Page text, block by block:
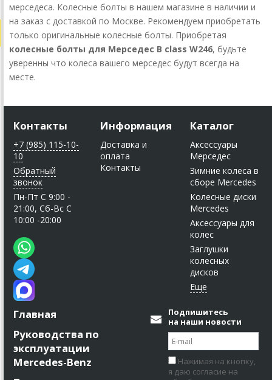
мерседеса. Колесные болты в нашем магазине в наличии и
на заказ с доставкой по Москве. Рекомендуем приобретать
только оригинальные колесные болты. Приобретая
колесные болты для Мерседес B class W246, будьте
уверенны что колеса вашего мерседес будут всегда на
месте.
Контакты
+7 (985) 115-10-
10
Обратный
звонок
Пн-Пт C 9:00 -
21:00, Сб-Вс С
10:00 -20:00
Информация
Доставка и
оплата
Контакты
Каталог
Аксессуары
Мерседес
Зимние колеса в
сборе Mercedes
Колесные диски
Mercedes
Аксессуары для
колес
Заглушки
колесных
дисков
Главная
Руководства по
эксплуатации
Mercedes-Benz
Подпишитесь
на наши новости
Нажимая на кнопку,
я даю согласие на